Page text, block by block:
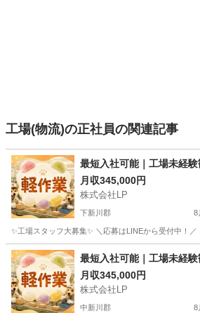
工場(物流)の正社員の関連記事
最短入社可能｜工場未経験
月収345,000円
株式会社LP
下新川郡 8
✨工場スタッフ大募集✨ ＼応募はLINEから受付中！
富山 下新川郡 工場
最短入社可能｜工場未経験
月収345,000円
株式会社LP
中新川郡 8